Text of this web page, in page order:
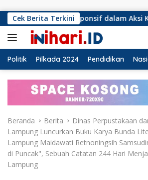
Cek Berita Terkini
dalam Aksi Kemanusiaan
Politik Pilkada 2024 Pendidikan
Beranda Berita
Dinas Perpustakaan
Lampung Luncurkan Buku Karya Bunda
Lampung Maidawati Retnoningsih
di Puncak", Sebuah Catatan 244 Hari
Lampung